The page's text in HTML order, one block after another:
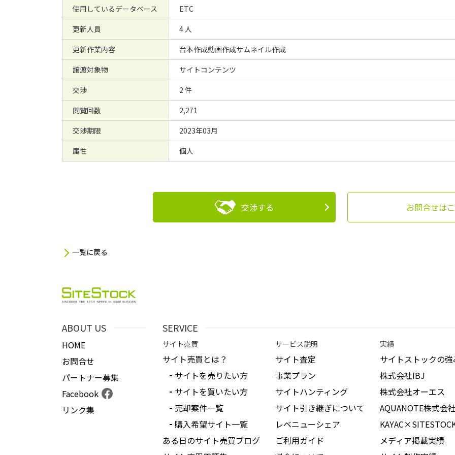
使用しているデータベース
ETC
更新人員
4 人
更新作業内容
台本作成動画作成サムネイル作成
譲渡対象物
サイトコンテンツ
交渉
2 件
閲覧回数
2,271
交渉期限
2023年03月
属性
個人
交渉する お問合せは
一覧に戻る
ABOUT US
HOME
お問合せ
パートナー募集
Facebook
リンク集
SERVICE
サイト売買
サイト売買とは？
サイトを売りたい方
サイトを買いたい方
売却案件一覧
購入希望サイト一覧
ある日のサイト売買ブログ
サービス説明
サイト査定
事業プラン
サイトハンティング
サイト引き継ぎについて
レベニューシェア
ご利用ガイド
実績
サイトストックの強
株式会社IBJ
株式会社オーエス
AQUANOTE株式会
メディア掲載実績